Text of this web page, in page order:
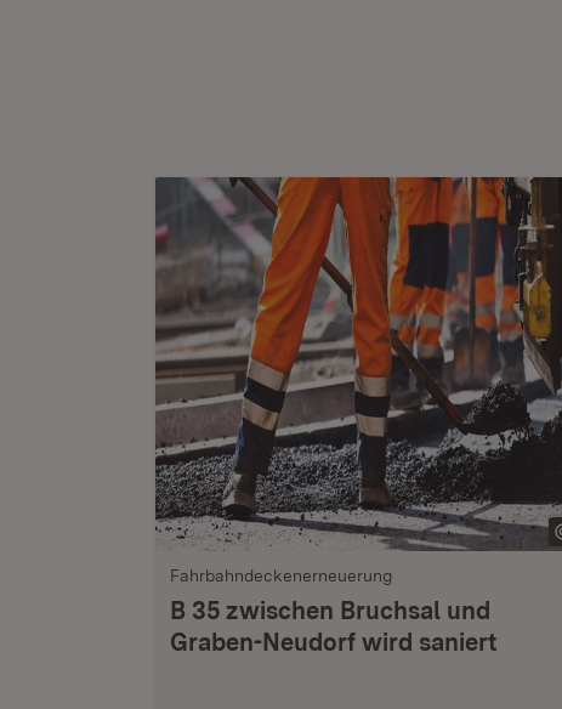
Fahrbahndeckenerneuerung
B 35 zwischen Bruchsal und
Graben-Neudorf wird saniert